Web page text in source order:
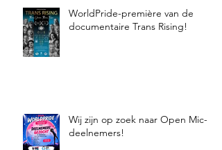
Recente berichten